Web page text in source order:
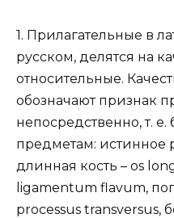
1. Прилагательные в
русском, делятся на
относительные.
обозначают признак
непосредственно, т.
предметам: истинное
длинная кость – os
ligamentum flavum,
processus transversus,